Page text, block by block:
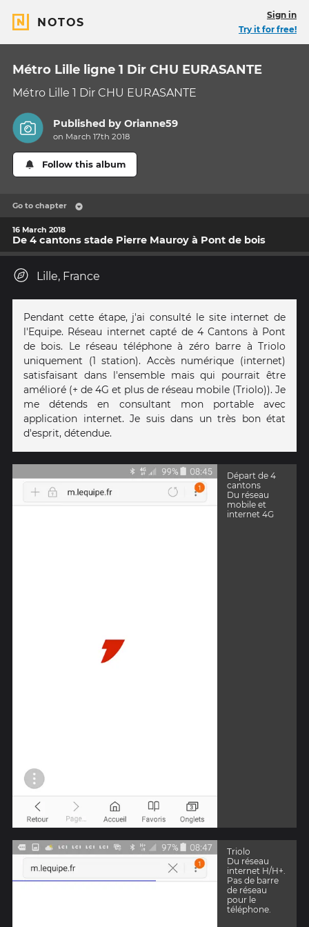
NOTOS
Sign in
Try it for free!
Métro Lille ligne 1 Dir CHU EURASANTE
Métro Lille 1 Dir CHU EURASANTE
Published byOrianne59
on March 17th 2018
Follow this album
Go to chapter
16 March 2018
De 4 cantons stade Pierre Mauroy à Pont de bois
Lille, France
Pendant cette étape, j'ai consulté le site internet de
l'Equipe. Réseau internet capté de 4 Cantons à Pont
de bois. Le réseau téléphone à zéro barre à Triolo
uniquement (1 station). Accès numérique (internet)
satisfaisant dans l'ensemble mais qui pourrait être
amélioré (+ de 4G et plus de réseau mobile (Triolo)). Je
me détends en consultant mon portable avec
application internet. Je suis dans un très bon état
d'esprit, détendue.
Départ de 4
cantons
Du réseau
mobile et
internet 4G
Triolo
Du réseau
internet H/H+.
Pas de barre
de réseau
pour le
téléphone.